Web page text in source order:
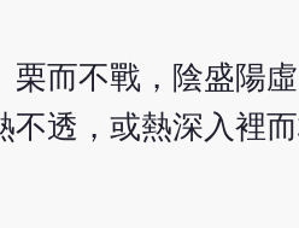
栗而不戰，陰盛陽
不透，或熱深入裡